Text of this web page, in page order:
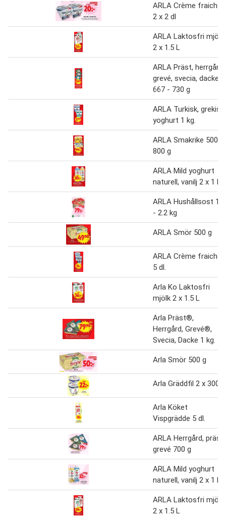
ARLA Crème fraiche
2 x 2 dl
ARLA Laktosfri mjölk
2 x 1.5 L
ARLA Präst, herrgård,
grevé, svecia, dacke
667 - 730 g
ARLA Turkisk, grekisk
yoghurt 1 kg.
ARLA Smakrike 500-
800 g
ARLA Mild yoghurt
naturell, vanilj 2 x 1 kg
ARLA Hushållsost 1.1
- 2.2 kg
ARLA Smör 500 g
ARLA Crème fraiche
5 dl.
Arla Ko Laktosfri
mjölk 2 x 1.5 L
Arla Präst®,
Herrgård, Grevé®,
Svecia, Dacke 1 kg.
Arla Smör 500 g
Arla Gräddfil 2 x 300 g
Arla Köket
Vispgrädde 5 dl.
ARLA Herrgård, präst,
grevé 700 g
ARLA Mild yoghurt
naturell, vanilj 2 x 1 kg
ARLA Laktosfri mjölk
2 x 1.5 L